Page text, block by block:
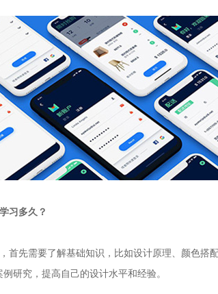
习多久？
首先需要了解基础知识，比如设计原理、颜色
研究，提高自己的设计水平和经验。